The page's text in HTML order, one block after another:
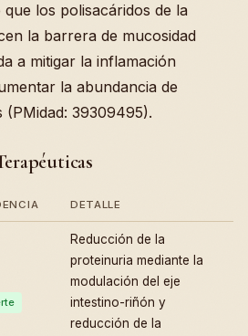
los polisacáridos de la
la barrera de mucosidad
a mitigar la inflamación
la abundancia de
39309495).
DETALLE
Reducción de la
proteinuria mediante la
modulación del eje
intestino-riñón y
reducción de la